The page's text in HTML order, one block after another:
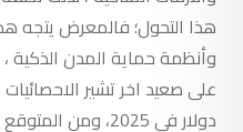
هذا التحول؛ فالمعرض يتجه
وأنظمة حماية المدن الذكية